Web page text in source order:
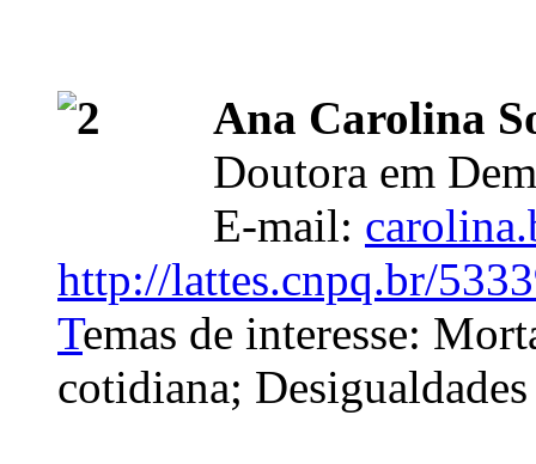
Ana Carolina
Doutora em
E-mail:
http://lattes.cnpq.br/
Temas de interesse:
cotidiana;